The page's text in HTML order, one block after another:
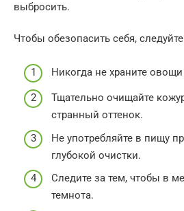
выбросить.
Чтобы обезопасить себя,
Никогда не храните овощи
Тщательно очищайте
странный оттенок.
Не употребляйте в пищу
глубокой очистки.
Следите за тем, чтобы в
темнота.